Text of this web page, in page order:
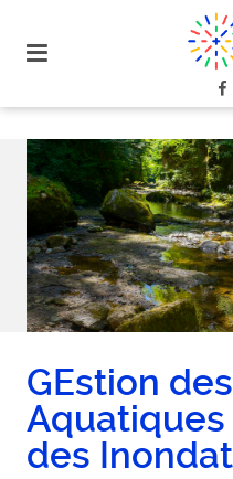
site
menu
aller au
contenu
GEstion
des